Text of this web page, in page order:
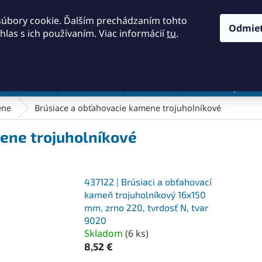
cookie. Ďalším prechádzaním tohto
s ich používaním. Viac informáciítu.
Brúsiace a obťahovacie kamene trojuholníkové
trojuholníkové
437122 | Brúsiaci a obťahovací
kameň trojuholníkový 16x150
mm, zrno 220, tvrdosť N, tvar
9020
Skladom(6 ks)
8,52 €